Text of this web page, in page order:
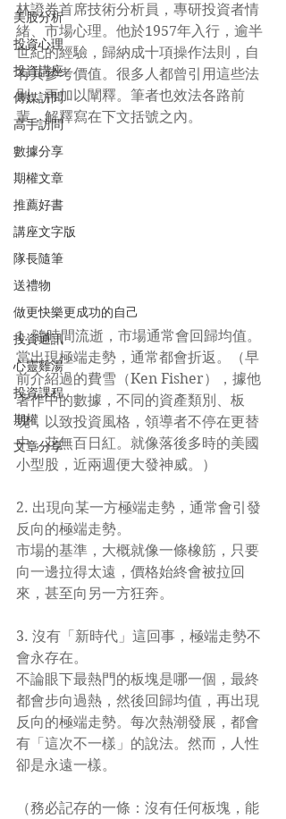
美股分析
投資心理
投資講座
傳媒訪問
高手訪問
數據分享
期權文章
推薦好書
講座文字版
隊長隨筆
送禮物
做更快樂更成功的自己
投資通訊
心靈雞湯
投資課程
期權
文章分享
林證券首席技術分析員，專研投資者情
緒、市場心理。他於1957年入行，逾半
世紀的經驗，歸納成十項操作法則，自
有其參考價值。很多人都曾引用這些法
則，再加以闡釋。筆者也效法各路前
輩，解釋寫在下文括號之內。
1. 隨時間流逝，市場通常會回歸均值。
當出現極端走勢，通常都會折返。（早
前介紹過的費雪（Ken Fisher），據他
著作中的數據，不同的資產類別、板
塊，以致投資風格，領導者不停在更替
中，花無百日紅。就像落後多時的美國
小型股，近兩週便大發神威。）
2. 出現向某一方極端走勢，通常會引發
反向的極端走勢。
市場的基準，大概就像一條橡筋，只要
向一邊拉得太遠，價格始終會被拉回
來，甚至向另一方狂奔。
3. 沒有「新時代」這回事，極端走勢不
會永存在。
不論眼下最熱門的板塊是哪一個，最終
都會步向過熱，然後回歸均值，再出現
反向的極端走勢。每次熱潮發展，都會
有「這次不一樣」的說法。然而，人性
卻是永遠一樣。
（務必記存的一條：沒有任何板塊，能